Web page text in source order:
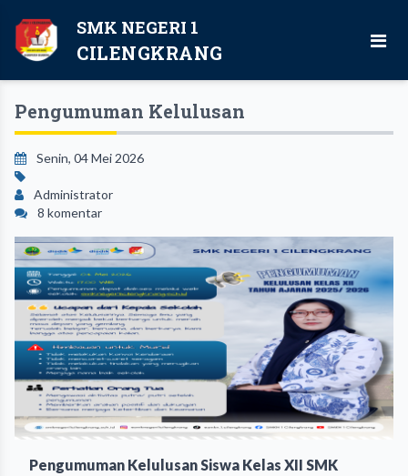
SMK NEGERI 1
CILENGKRANG
Pengumuman Kelulusan
Senin, 04 Mei 2026
Administrator
8 komentar
Pengumuman Kelulusan Siswa Kelas XII SMK